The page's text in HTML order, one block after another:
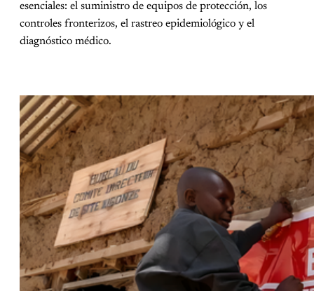
esenciales: el suministro de equipos de protección, los
controles fronterizos, el rastreo epidemiológico y el
diagnóstico médico.